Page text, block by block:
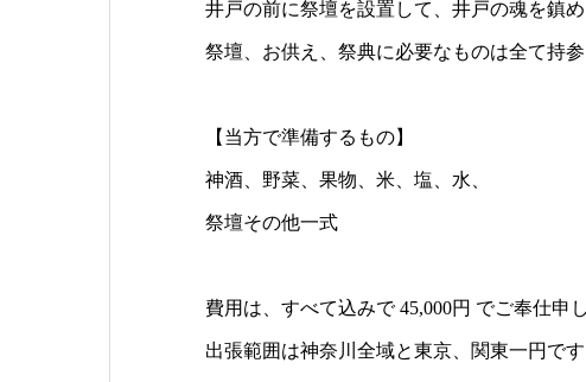
井戸の前に祭壇を設置して、井戸の魂を鎮め
祭壇、お供え、祭典に必要なものは全て持参
【当方で準備するもの】
神酒、野菜、果物、米、塩、水、
祭壇その他一式
費用は、すべて込みで 45,000円 でご奉仕申
出張範囲は神奈川全域と東京、関東一円で